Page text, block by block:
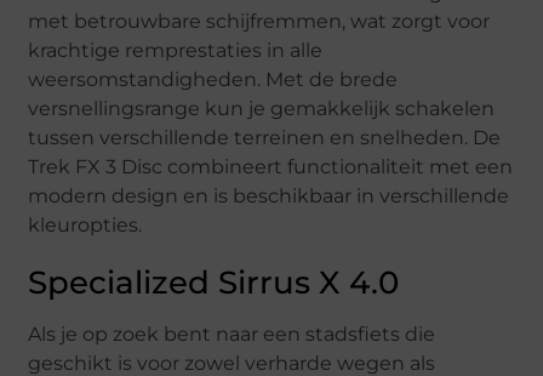
met betrouwbare schijfremmen, wat zorgt voor
krachtige remprestaties in alle
weersomstandigheden. Met de brede
versnellingsrange kun je gemakkelijk schakelen
tussen verschillende terreinen en snelheden. De
Trek FX 3 Disc combineert functionaliteit met een
modern design en is beschikbaar in verschillende
kleuropties.
Specialized Sirrus X 4.0
Als je op zoek bent naar een stadsfiets die
geschikt is voor zowel verharde wegen als